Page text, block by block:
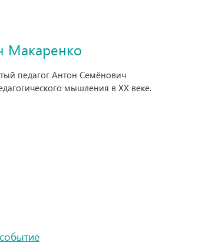
Макаренко
педагог Антон Семёнович
мышления в ХХ веке.